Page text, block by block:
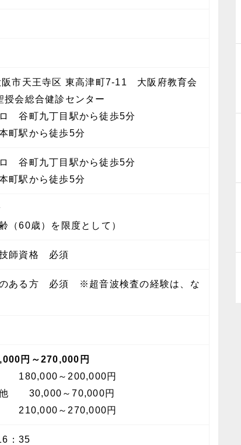
阪市天王寺区 東高津町7-11 大阪府教育会
会総合健診センター
谷町九丁目駅から徒歩5分
町駅から徒歩5分
谷町九丁目駅から徒歩5分
町駅から徒歩5分
（60歳）を限度として）
師資格 必須
ある方 必須 ※超音波検査の経験は、な
円～270,000円
～200,000円
他 30,000～70,000円
～270,000円
：35